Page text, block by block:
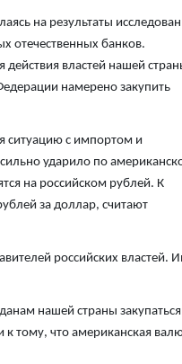
на результаты
отечественных банков.
действия властей нашей
намерено закупить
ситуацию с импортом и
ударило по
на российском рублей. К
за доллар, считают
российских властей.
нашей страны закупаться
тому, что американская